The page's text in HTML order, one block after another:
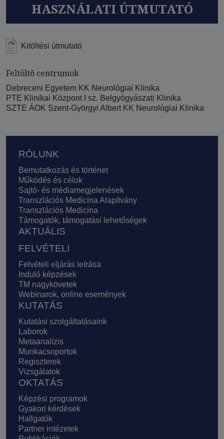
HASZNÁLATI ÚTMUTATÓ
Kitöltési útmutató
Feltöltő centrumok
Debreceni Egyetem KK Neurológiai Klinika
PTE Klinikai Központ I sz. Belgyógyászati Klinika
SZTE ÁOK Szent-Györgyi Albert KK Neurológiai Klinika
Lábléc
RÓLUNK
Bemutatkozás és történet
Működés és célok
Sajtó- és médiamegjelenések
Transzlációs Medicina Alapítvány
Transzlációs Medicina
Támogatók, támogatási lehetőségek
AKTUÁLIS
FELVÉTELI
Felvételi eljárás leírása
Induló képzések
TM nagykövetek
Webinarok, online események
KUTATÁS
Kutatási szolgáltatásaink
Laborok
Metaanalízis
Munkacsoportok
Regiszterek
Vizsgálatok
OKTATÁS
Képzési programok
Gyakori kérdések
Hallgatók
Partner intézetek